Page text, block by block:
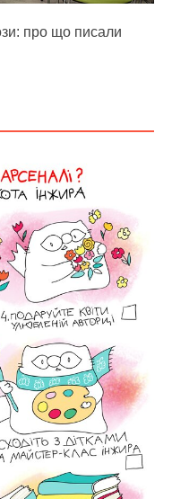
про що писали